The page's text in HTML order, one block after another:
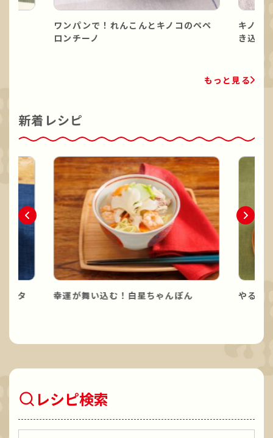
ワンパンで！れんこんとキノコのペペ
ロンチーノ
キノコ
き込み
もっと見る
新着レシピ
スタ 幸運が舞い込む！白星ちゃんぽん やる気
レシピ検索